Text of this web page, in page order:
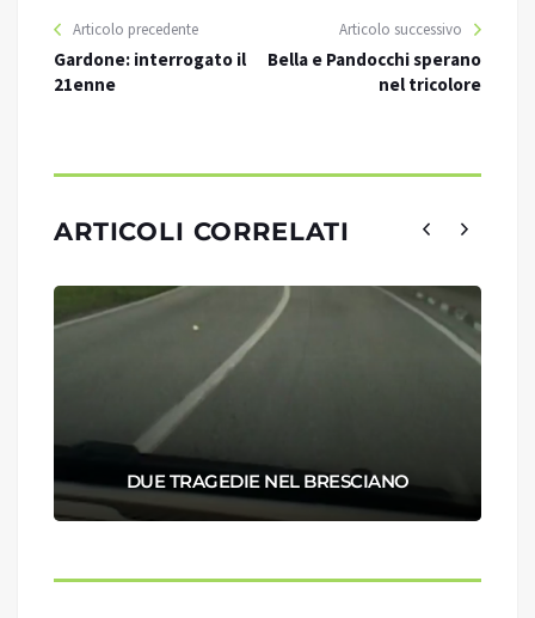
Articolo precedente
Gardone: interrogato il
21enne
Articolo successivo
Bella e Pandocchi sperano
nel tricolore
ARTICOLI CORRELATI
DUE TRAGEDIE NEL BRESCIANO